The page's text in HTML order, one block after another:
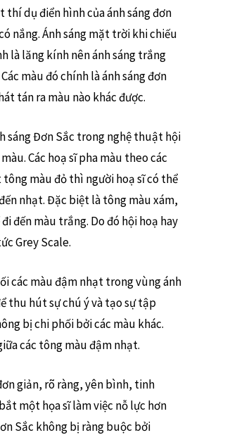
thí dụ điển hình của ánh sáng đơn
nắng. Ánh sáng mặt trời khi chiếu
là lăng kính nên ánh sáng trắng
màu đó chính là ánh sáng đơn
tán ra màu nào khác được.
sáng Đơn Sắc trong nghệ thuật hội
Các hoạ sĩ pha màu theo các
màu đỏ thì người hoạ sĩ có thể
nhạt. Đặc biệt là tông màu xám,
đến màu trắng. Do đó hội hoạ hay
Grey Scale.
các màu đậm nhạt trong vùng ánh
thu hút sự chú ý và tạo sự tập
bị chi phối bởi các màu khác.
các tông màu đậm nhạt.
giản, rõ ràng, yên bình, tinh
một họa sĩ làm việc nỗ lực hơn
Sắc không bị ràng buộc bởi